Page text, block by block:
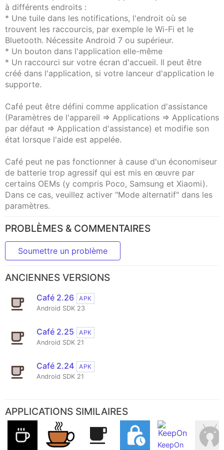
à différents endroits :
* Une tuile dans les notifications, l'endroit où se
trouvent les raccourcis, par exemple le Wi-Fi et le
Bluetooth. Nécessite Android 7 ou supérieur.
* Un bouton dans l'application elle-même
* Un raccourci sur votre écran d'accueil. Il peut être
créé dans l'application, si votre lanceur d'application le
supporte.
Café peut être défini comme application d'assistance
(Paramètres de l'appareil => Applications => Applications
par défaut => Application d'assistance) et modifie son
état lorsque l'aide est appelée.
Café peut ne pas fonctionner à cause d'un économiseur
de batterie trop agressif qui est mis en œuvre par
certains OEMs (y compris Poco, Samsung et Xiaomi).
Dans ce cas, veuillez activer "Mode alternatif" dans les
paramètres.
PROBLÈMES & COMMENTAIRES
Soumettre un problème
ANCIENNES VERSIONS
Café 2.26
APK
Android SDK 23
Café 2.25
APK
Android SDK 21
Café 2.24
APK
Android SDK 21
APPLICATIONS SIMILAIRES
KeepOn